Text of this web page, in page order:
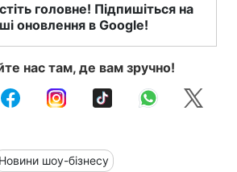
головне! Підпишіться на
оновлення в Google!
нас там, де вам зручно!
Новини шоу-бізнесу